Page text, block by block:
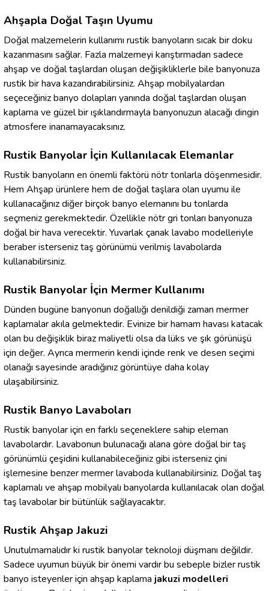
Ahşapla Doğal Taşın Uyumu
Doğal malzemelerin kullanımı rustik banyoların sıcak bir doku
kazanmasını sağlar. Fazla malzemeyi karıştırmadan sadece
ahşap ve doğal taşlardan oluşan değişikliklerle bile banyonuza
rustik bir hava kazandırabilirsiniz. Ahşap mobilyalardan
seçeceğiniz banyo dolapları yanında doğal taşlardan oluşan
kaplama ve güzel bir ışıklandırmayla banyonuzun alacağı dingin
atmosfere inanamayacaksınız.
Rustik Banyolar İçin Kullanılacak Elemanlar
Rustik banyoların en önemli faktörü nötr tonlarla döşenmesidir.
Hem Ahşap ürünlere hem de doğal taşlara olan uyumu ile
kullanacağınız diğer birçok banyo elemanını bu tonlarda
seçmeniz gerekmektedir. Özellikle nötr gri tonları banyonuza
doğal bir hava verecektir. Yuvarlak çanak lavabo modelleriyle
beraber isterseniz taş görünümü verilmiş lavabolarda
kullanabilirsiniz.
Rustik Banyolar İçin Mermer Kullanımı
Dünden bugüne banyonun doğallığı denildiği zaman mermer
kaplamalar akıla gelmektedir. Evinize bir hamam havası katacak
olan bu değişiklik biraz maliyetli olsa da lüks ve şık görünüşü
için değer. Ayrıca mermerin kendi içinde renk ve desen seçimi
olanağı sayesinde aradığınız görüntüye daha kolay
ulaşabilirsiniz.
Rustik Banyo Lavaboları
Rustik banyolar için en farklı seçeneklere sahip eleman
lavabolardır. Lavabonun bulunacağı alana göre doğal bir taş
görünümlü çeşidini kullanabileceğiniz gibi isterseniz çini
işlemesine benzer mermer lavaboda kullanabilirsiniz. Doğal taş
kaplamalı ve ahşap mobilyalı banyolarda kullanılacak olan doğal
taş lavabolar bir bütünlük sağlayacaktır.
Rustik Ahşap Jakuzi
Unutulmamalıdır ki rustik banyolar teknoloji düşmanı değildir.
Sadece uyumun büyük bir önemi vardır bu sebeple bizler rustik
banyo isteyenler için ahşap kaplama jakuzi modelleri